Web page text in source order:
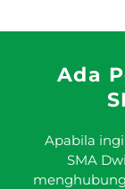
Ada
Apabila
SMA